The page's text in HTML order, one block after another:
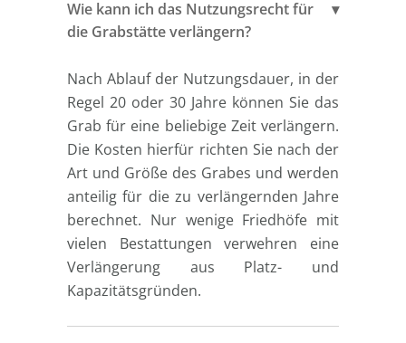
Wie kann ich das Nutzungsrecht für
die Grabstätte verlängern?
Nach Ablauf der Nutzungsdauer, in der
Regel 20 oder 30 Jahre können Sie das
Grab für eine beliebige Zeit verlängern.
Die Kosten hierfür richten Sie nach der
Art und Größe des Grabes und werden
anteilig für die zu verlängernden Jahre
berechnet. Nur wenige Friedhöfe mit
vielen Bestattungen verwehren eine
Verlängerung aus Platz- und
Kapazitätsgründen.